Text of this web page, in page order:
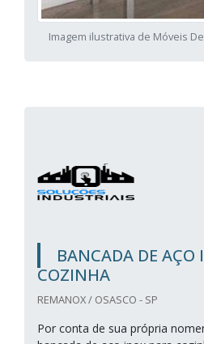
Imagem ilustrativa de Móveis
BANCADA DE AÇO
COZINHA
REMANOX / OSASCO - SP
Por conta de sua própria